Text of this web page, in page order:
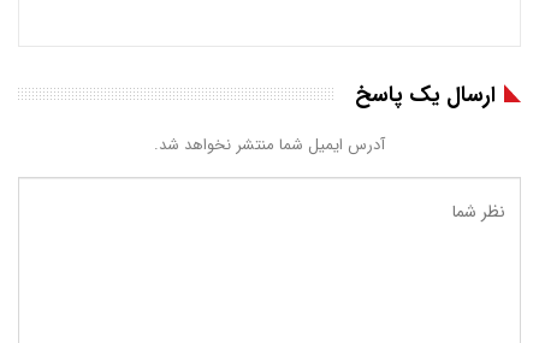
ارسال یک پاسخ
آدرس ایمیل شما منتشر نخواهد شد.